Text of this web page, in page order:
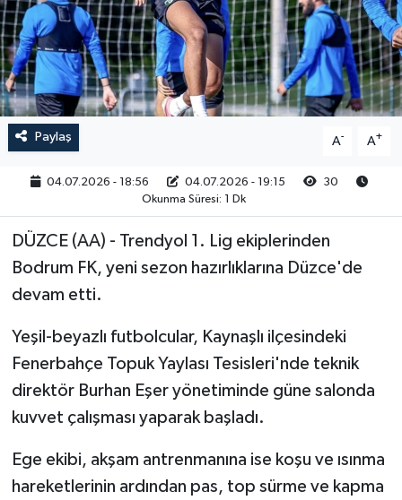
Paylaş A- A+
04.07.2026 - 18:56 04.07.2026 - 19:15
30
Okunma Süresi: 1 Dk
DÜZCE (AA) - Trendyol 1. Lig ekiplerinden
Bodrum FK, yeni sezon hazırlıklarına Düzce'de
devam etti.
Yeşil-beyazlı futbolcular, Kaynaşlı ilçesindeki
Fenerbahçe Topuk Yaylası Tesisleri'nde teknik
direktör Burhan Eşer yönetiminde güne salonda
kuvvet çalışması yaparak başladı.
Ege ekibi, akşam antrenmanına ise koşu ve ısınma
hareketlerinin ardından pas, top sürme ve kapma
RESMİ İLAN